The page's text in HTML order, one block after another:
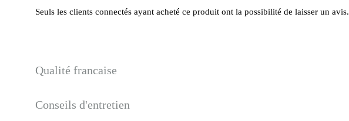
Seuls les clients connectés ayant acheté ce produit ont la possibilité de laisser un avis.
Qualité francaise
Conseils d'entretien